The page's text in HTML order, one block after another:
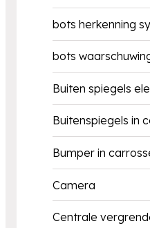
bots herkenning
bots
Buiten spiegels
Buitenspiegels in
Bumper in
Camera
Centrale